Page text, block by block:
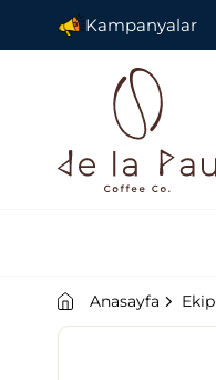
Kampanyalar
Anasayfa